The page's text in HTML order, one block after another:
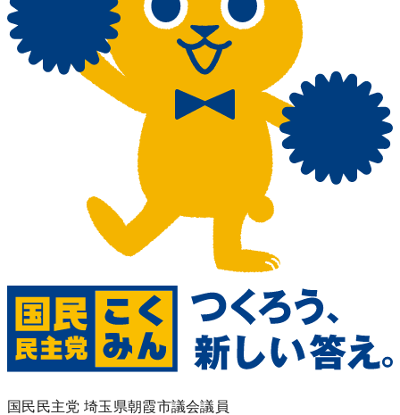
国民民主党 埼玉県朝霞市議会議員